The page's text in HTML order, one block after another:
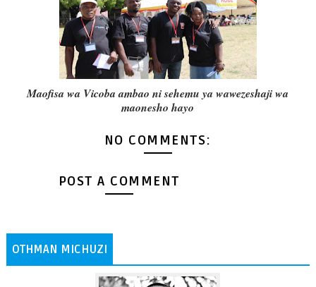
Maofisa wa Vicoba ambao ni sehemu ya wawezeshaji wa
maonesho hayo
NO COMMENTS:
POST A COMMENT
OTHMAN MICHUZI